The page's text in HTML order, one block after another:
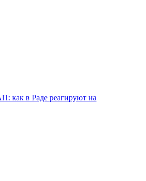
как в Раде реагируют на